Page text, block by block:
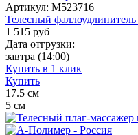
Артикул: M523716
Телесный
1 515 руб
Дата отгрузки:
завтра (14:00)
Купить в 1 клик
Купить
17.5 см
5 см